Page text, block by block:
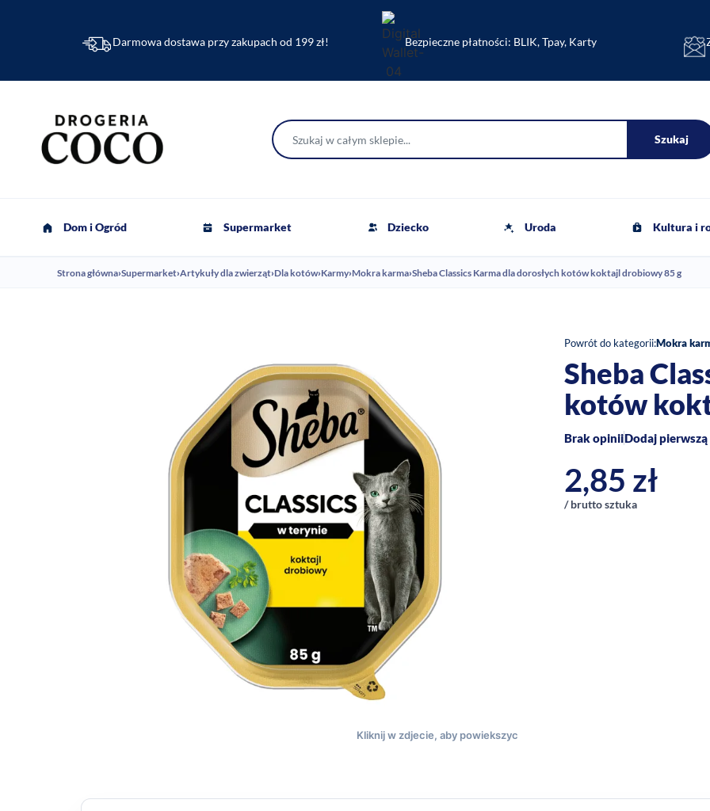
Darmowa dostawa przy zakupach od 199 zł! Bezpieczne płatności: BLIK, Tpay, Karty
Szukaj
Dom i Ogród Supermarket Dziecko Uroda Kultura i
Strona główna›Supermarket›Artykuły dla zwierząt›Dla kotów›Karmy›Mokra karma›Sheba Classics Karma dla dorosłych kotów koktajl drobiowy 85 g
Powrót do kategorii:Mokra
Sheba
kotów
Brak opiniiDodaj
2,85 zł
/ brutto sztuka